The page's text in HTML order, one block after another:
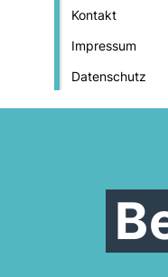
Kontakt
Impressum
Datenschutz